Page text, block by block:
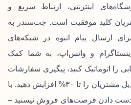
اینترنتی، ارتباط سریع و
کلید موفقیت است. جت‌سندر به
ارسال پیام انبوه در شبکه‌های
اینستاگرام و واتس‌اپ، به شما کمک
را اتوماتیک کنید، پیگیری سفارشات
را ساده‌تر سازید و نرخ تبدیل مشتریان را تا ۳۰% افزایش دهید. با
دست دادن فرصت‌های فروش نیستید –